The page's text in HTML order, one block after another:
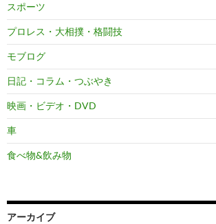
スポーツ
プロレス・大相撲・格闘技
モブログ
日記・コラム・つぶやき
映画・ビデオ・DVD
車
食べ物&飲み物
アーカイブ